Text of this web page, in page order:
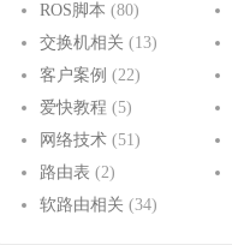
ROS脚本 (80)
交换机相关 (13)
客户案例 (22)
爱快教程 (5)
网络技术 (51)
路由表 (2)
软路由相关 (34)